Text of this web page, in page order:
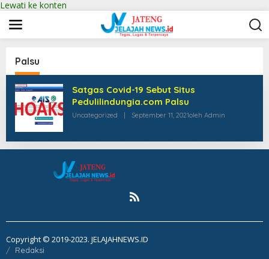
Lewati ke konten
Palsu
Satgas Covid-19 Sebut Situs
Pedulilindungia.com Palsu
Uncategorized September 11, 2021Oleh Admin
Copyright © 2019-2023. JELAJAHNEWS.ID
Redaksi